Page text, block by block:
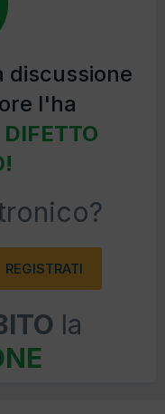
discussione
l'ha
DIFETTO
REGISTRATI
la